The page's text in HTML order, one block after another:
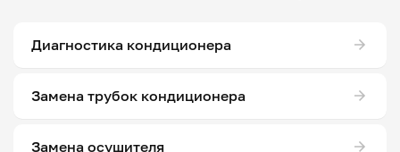
Диагностика кондиционера
Замена трубок кондиционера
Замена осушителя